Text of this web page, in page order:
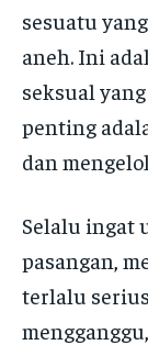
sesuatu
aneh. Ini
seksual
penting
dan
Selalu ingat
pasangan,
terlalu